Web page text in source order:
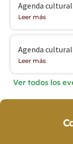
Agenda
Leer más
Agenda
Leer más
Ver todos los